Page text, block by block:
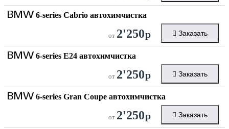
BMW 6-series Cabrio автохимчистка
от 2'250р Заказать
BMW 6-series E24 автохимчистка
от 2'250р Заказать
BMW 6-series Gran Coupe автохимчистка
от 2'250р Заказать